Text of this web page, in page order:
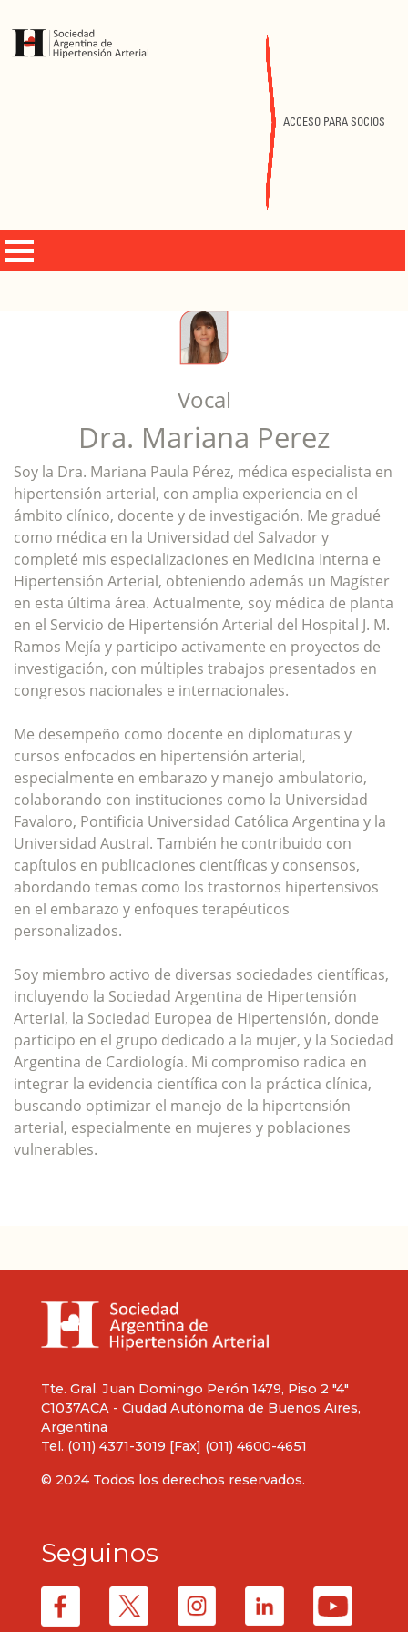
ACCESO PARA SOCIOS
Vocal
Dra. Mariana Perez
Soy la Dra. Mariana Paula Pérez, médica especialista en
hipertensión arterial, con amplia experiencia en el
ámbito clínico, docente y de investigación. Me gradué
como médica en la Universidad del Salvador y
completé mis especializaciones en Medicina Interna e
Hipertensión Arterial, obteniendo además un Magíster
en esta última área. Actualmente, soy médica de planta
en el Servicio de Hipertensión Arterial del Hospital J. M.
Ramos Mejía y participo activamente en proyectos de
investigación, con múltiples trabajos presentados en
congresos nacionales e internacionales.
Me desempeño como docente en diplomaturas y
cursos enfocados en hipertensión arterial,
especialmente en embarazo y manejo ambulatorio,
colaborando con instituciones como la Universidad
Favaloro, Pontificia Universidad Católica Argentina y la
Universidad Austral. También he contribuido con
capítulos en publicaciones científicas y consensos,
abordando temas como los trastornos hipertensivos
en el embarazo y enfoques terapéuticos
personalizados.
Soy miembro activo de diversas sociedades científicas,
incluyendo la Sociedad Argentina de Hipertensión
Arterial, la Sociedad Europea de Hipertensión, donde
participo en el grupo dedicado a la mujer, y la Sociedad
Argentina de Cardiología. Mi compromiso radica en
integrar la evidencia científica con la práctica clínica,
buscando optimizar el manejo de la hipertensión
arterial, especialmente en mujeres y poblaciones
vulnerables.
Tte. Gral. Juan Domingo Perón 1479, Piso 2 "4"
C1037ACA - Ciudad Autónoma de Buenos Aires,
Argentina
Tel. (011) 4371-3019 [Fax] (011) 4600-4651
© 2024 Todos los derechos reservados.
Seguinos